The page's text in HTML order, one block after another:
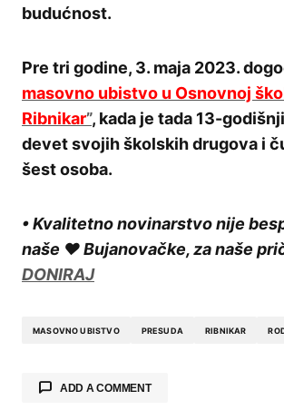
budućnost.
Pre tri godine, 3. maja 2023.
masovno ubistvo u Osnovnoj
Ribnikar”, kada je tada 13-
devet svojih školskih drugova i
šest osoba.
• Kvalitetno novinarstvo nije
naše ❤️ Bujanovačke, za naše
DONIRAJ
MASOVNO UBISTVO PRESUDA RIBNIKAR
ADD A COMMENT